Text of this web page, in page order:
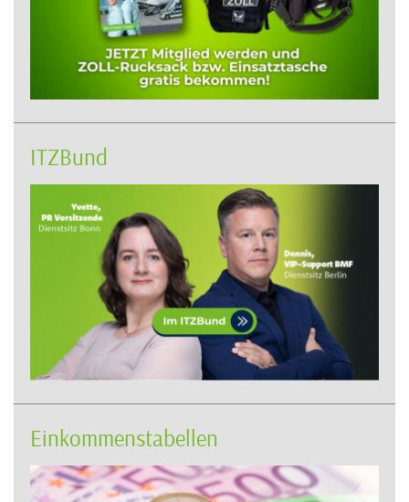
ITZBund
Einkommenstabellen